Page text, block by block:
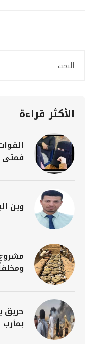
الأكثر قراءة
فمتى
وين
حريق
بمأرب